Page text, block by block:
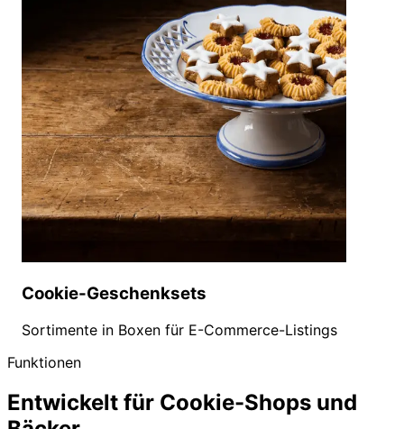
Cookie-Geschenksets
Sortimente in Boxen für E-Commerce-Listings
Funktionen
Entwickelt für Cookie-Shops und